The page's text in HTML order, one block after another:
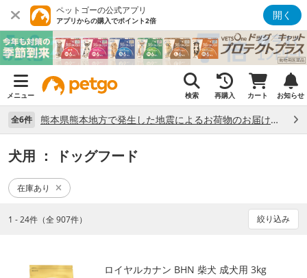
ペットゴーの公式アプリ
アプリからの購入でポイント2倍 開く
メニュー 検索 再購入 カート お知らせ
全6件 熊本県熊本地方で発生した地震によるお荷物のお届け状況について （7/28）
犬用 ： ドッグフード
在庫あり
1 - 24件（全 907件） 絞り込み
ロイヤルカナン BHN 柴犬 成犬用 3kg